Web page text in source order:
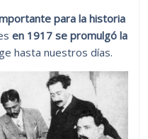
para la historia
en 1917 se promulgó la
hasta nuestros días.